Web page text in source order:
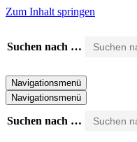
Zum Inhalt springen
Suchen nach …
Navigationsmenü
Navigationsmenü
Suchen nach …